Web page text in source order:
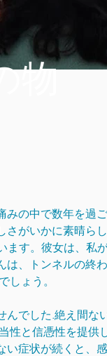
物
の中で数年を過
がいかに素晴ら
す。彼女は、私
、トンネルの終
しょう。
でした.絶え間な
性と信憑性を提供
症状が続くと、